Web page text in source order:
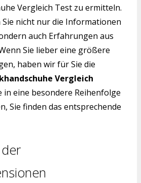
Vergleich Test zu ermitteln.
Sie nicht nur die Informationen
auch Erfahrungen aus
Sie lieber eine größere
haben wir für Sie die
Vergleich
in eine besondere Reihenfolge
Sie finden das entsprechende